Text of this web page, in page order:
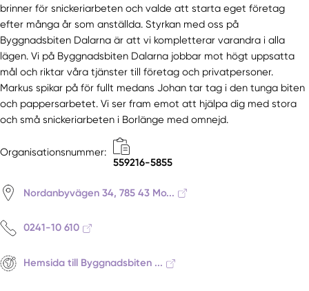
brinner för snickeriarbeten och valde att starta eget företag
efter många år som anställda. Styrkan med oss på
Byggnadsbiten Dalarna är att vi kompletterar varandra i alla
lägen. Vi på Byggnadsbiten Dalarna jobbar mot högt uppsatta
mål och riktar våra tjänster till företag och privatpersoner.
Markus spikar på för fullt medans Johan tar tag i den tunga biten
och pappersarbetet. Vi ser fram emot att hjälpa dig med stora
och små snickeriarbeten i Borlänge med omnejd.
Organisationsnummer:
559216-5855
Nordanbyvägen 34, 785 43 Mo...
0241-10 610
Hemsida till Byggnadsbiten ...